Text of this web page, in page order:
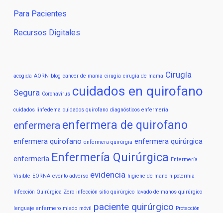
Para Pacientes
Recursos Digitales
acogida AORN blog cancer de mama cirugía cirugía de mama Cirugía
Segura Coronavirus cuidados en quirofano
cuidados linfedema cuidados quirofano diagnósticos enfermería
enfermera enfermera de quirofano
enfermera quirofano enfermera quirúrgia enfermera quirúrgica
enfermería Enfermería Quirúrgica Enfermería
Visible EORNA evento adverso evidencia higiene de mano hipotermia
Infección Quirúrgica Zero infección sitio quirúrgico lavado de manos quirúrgico
lenguaje enfermero miedo móvil paciente quirúrgico Protección